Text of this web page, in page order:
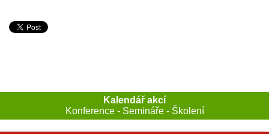
Kalendář akcí
Konference - Semináře - Školení